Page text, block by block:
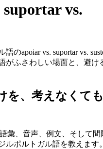
vs.
のapoiar vs. suportar vs.
がふさわしい場面と、避け
を、考えなくて
彙、音声、例文、そして間
ルポルトガル語を教えます